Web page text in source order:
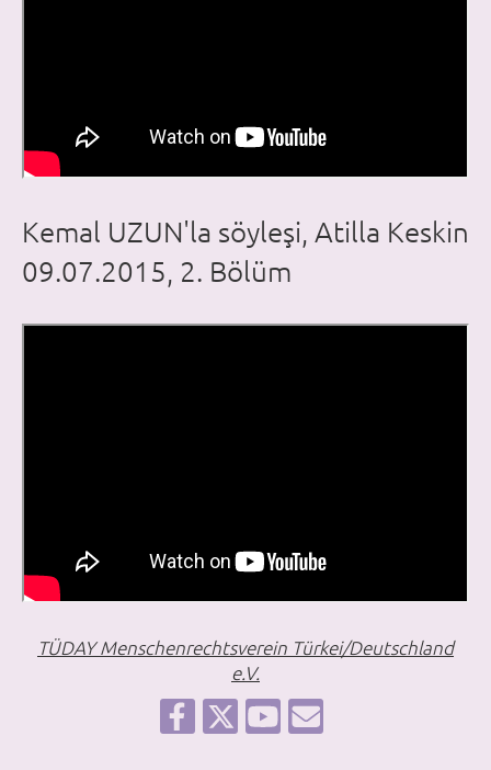
Kemal UZUN'la söyleşi, Atilla Keskin
09.07.2015, 2. Bölüm
TÜDAY Menschenrechtsverein Türkei/Deutschland
e.V.